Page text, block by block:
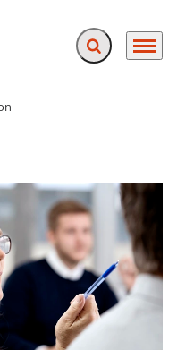
Fold søgefelt ud
Menu